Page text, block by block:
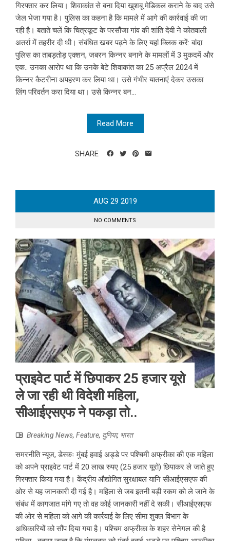
गिरफ्तार कर लिया। शिवाकांत से बना दिया खुशबू मेडिकल कराने के बाद उसे
जेल भेजा गया है। पुलिस का कहना है कि मामले में आगे की कार्रवाई की जा
रही है। बताते चलें कि चित्रकूट के परसौंजा गांव की शांति देवी ने कोतवाली
अतर्रा में तहरीर दी थी। संबंधित खबर पढ़ने के लिए यहां क्लिक करें: बांदा
पुलिस का ताबड़तोड़ एक्शन, जबरन किन्नर बनाने के मामलों में 3 मुकदमें और
एक.. उनका आरोप था कि उनके बेटे शिवाकांत का 25 अप्रैल 2024 में
किन्नर कैटरीना अपहरण कर लिया था। उसे गंभीर यातनाएं देकर उसका
लिंग परिवर्तन करा दिया था। उसे किन्नर बन...
Read More
SHARE
AUG 29 2019
NO COMMENTS
प्राइवेट पार्ट में छिपाकर 25 हजार यूरो
ले जा रही थी विदेशी महिला,
सीआईएसएफ ने पकड़ा तो..
Breaking News, Feature, दुनिया, भारत
समरनीति न्यूज, डेस्कः मुंबई हवाई अड्डे पर पश्चिमी अफ्रीका की एक महिला
को अपने प्राइवेट पार्ट में 20 लाख रुपए (25 हजार यूरो) छिपाकर ले जाते हुए
गिरफ्तार किया गया है। केंद्रीय औद्योगित सुरक्षाबल यानि सीआईएसएफ की
ओर से यह जानकारी दी गई है। महिला से जब इतनी बड़ी रकम को ले जाने के
संबंध में कागजात मांगे गए तो वह कोई जानकारी नहीं दे सकी। सीआईएसएफ
की ओर से महिला को आगे की कार्रवाई के लिए सीमा शुक्ल विभाग के
अधिकारियों को सौंप दिया गया है। पश्चिम अफ्रीका के शहर सेनेगल की है